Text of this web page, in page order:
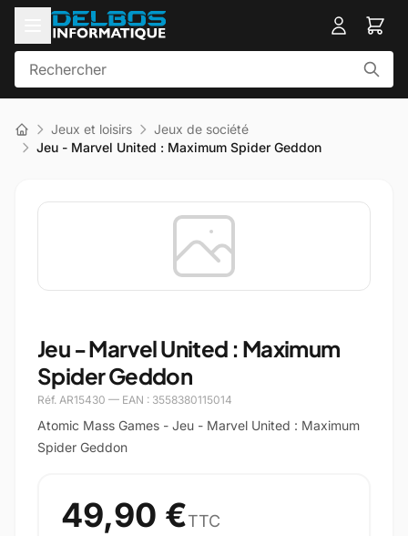
Jeux et loisirs
Jeux de société
Jeu - Marvel United : Maximum Spider Geddon
Jeu - Marvel United : Maximum
Spider Geddon
Réf. AR15430 — EAN : 3558380115014
Atomic Mass Games - Jeu - Marvel United : Maximum
Spider Geddon
49,90 €TTC